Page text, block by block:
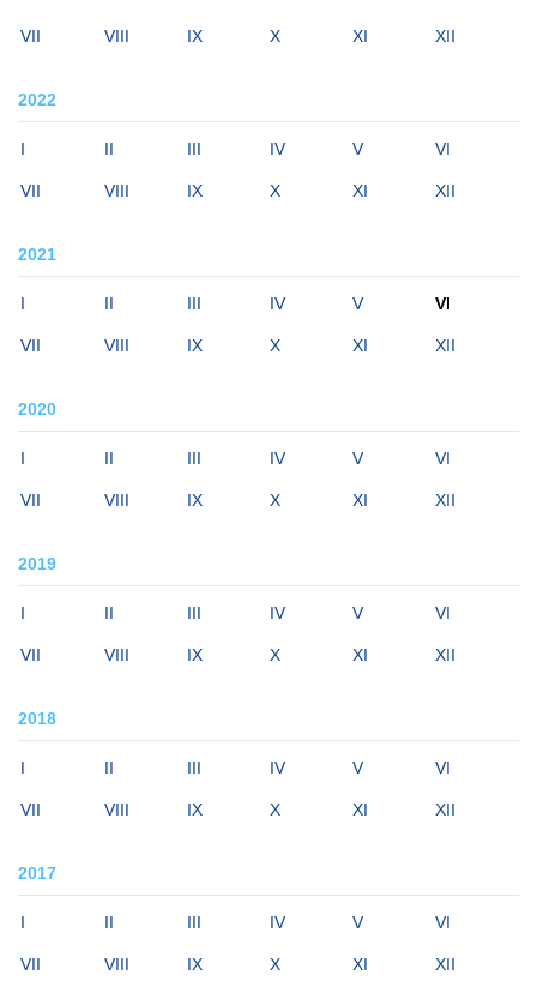
VII VIII IX X XI XII
2022
I II III IV V VI
VII VIII IX X XI XII
2021
I II III IV V VI
VII VIII IX X XI XII
2020
I II III IV V VI
VII VIII IX X XI XII
2019
I II III IV V VI
VII VIII IX X XI XII
2018
I II III IV V VI
VII VIII IX X XI XII
2017
I II III IV V VI
VII VIII IX X XI XII